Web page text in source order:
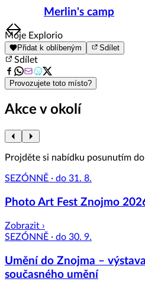
Merlin's camp
Item
1
of
8
Moje Explorio
Přidat k oblíbeným Sdílet
Sdílet
Provozujete toto místo?
Akce v okolí
Projděte si nabídku posunutím
SEZÓNNĚ · do 31. 8.
Photo Art Fest Znojmo
Zobrazit ›
SEZÓNNĚ · do 30. 9.
Umění do Znojma –
současného umění